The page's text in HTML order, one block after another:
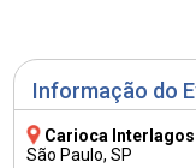
Informação do
Carioca Interlagos
São Paulo, SP